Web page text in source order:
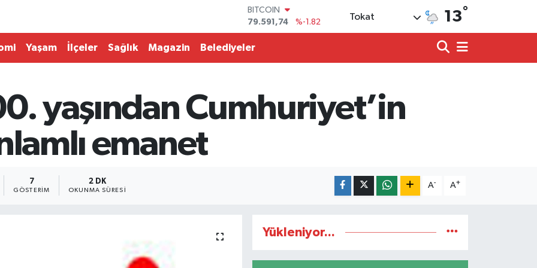
79.591,74
DOLAR
45,43620
%0.02
EURO
6862,09000
%0.19
BİST100
Tokat 13°
Yaşam İlçeler Sağlık Magazin Belediyeler
yaşından Cumhuriyet’in
emanet
7
GÖSTERIM
2 DK
OKUNMA SÜRESI
A- A+
Yükleniyor...